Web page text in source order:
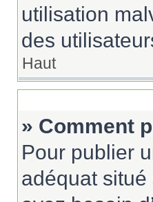
utilisation
des
Haut
» Comment
Pour publier
adéquat situé